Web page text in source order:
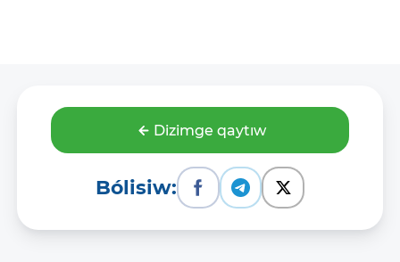
Dizimge qaytıw
Bólisiw: